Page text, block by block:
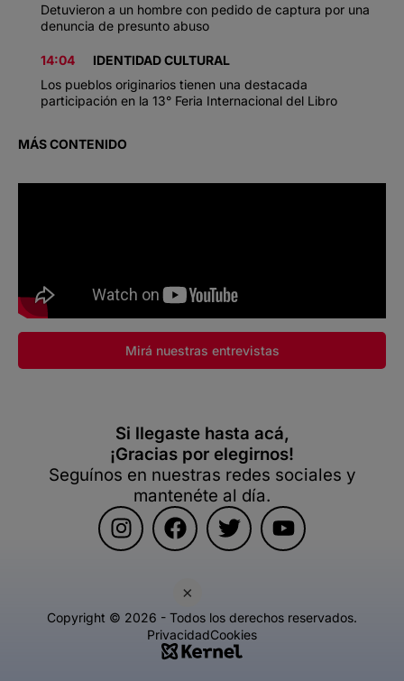
×
Detuvieron a un hombre con pedido de captura por una
denuncia de presunto abuso
14:04
IDENTIDAD CULTURAL
Los pueblos originarios tienen una destacada
participación en la 13° Feria Internacional del Libro
MÁS CONTENIDO
Mirá nuestras entrevistas
Si llegaste hasta acá,
¡Gracias por elegirnos!
Seguínos en nuestras redes sociales y
mantenéte al día.
Copyright © 2026 - Todos los derechos reservados.
PrivacidadCookies